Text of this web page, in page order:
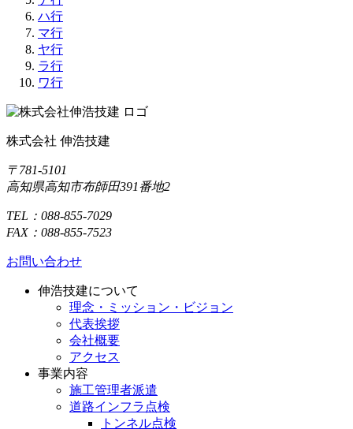
ハ行
マ行
ヤ行
ラ行
ワ行
株式会社 伸浩技建
〒781-5101
高知県高知市布師田391番地2
TEL：088-855-7029
FAX：088-855-7523
お問い合わせ
伸浩技建について
理念・ミッション・ビジョン
代表挨拶
会社概要
アクセス
事業内容
施工管理者派遣
道路インフラ点検
トンネル点検